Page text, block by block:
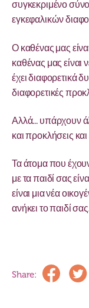
συγκεκριμένο
εγκεφαλικών
Ο καθένας μας
καθένας μας είναι
έχει διαφορετικά
διαφορετικές
Αλλά… υπάρχουν
και προκλήσεις
Τα άτομα που
με τα παιδί σας
είναι μια νέα
ανήκει το παιδί
Share: